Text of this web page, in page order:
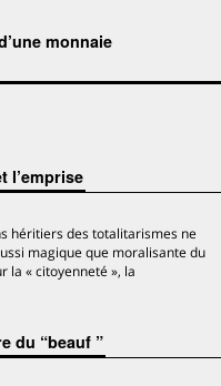
monnaie
l’emprise
héritiers des totalitarismes ne
magique que moralisante du
la « citoyenneté », la
du “beauf ”